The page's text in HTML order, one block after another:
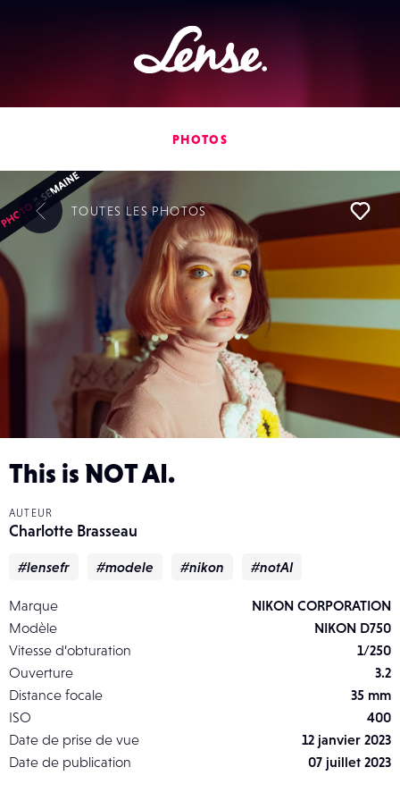
Lense
PHOTOS
This is NOT AI.
AUTEUR
Charlotte Brasseau
#lensefr #modele #nikon #notAI
Marque
NIKON CORPORATION
Modèle
NIKON D750
Vitesse d’obturation
1/250
Ouverture
3.2
Distance focale
35 mm
ISO
400
Date de prise de vue
12 janvier 2023
Date de publication
07 juillet 2023
TOUTES LESPHOTOS